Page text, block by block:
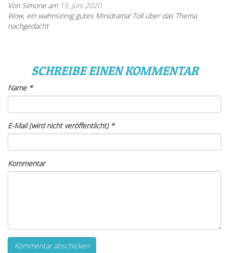
Von Simone am 15. Juni 2020
Wow, ein wahnsinnig gutes Minidrama! Toll über das Thema
nachgedacht
SCHREIBE EINEN KOMMENTAR
Name*
E-Mail (wird nicht veröffentlicht)*
Kommentar